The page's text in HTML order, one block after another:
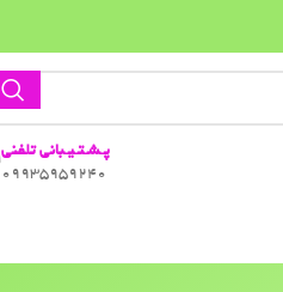
پـشـتـیـبانی تلفنی
09935959240